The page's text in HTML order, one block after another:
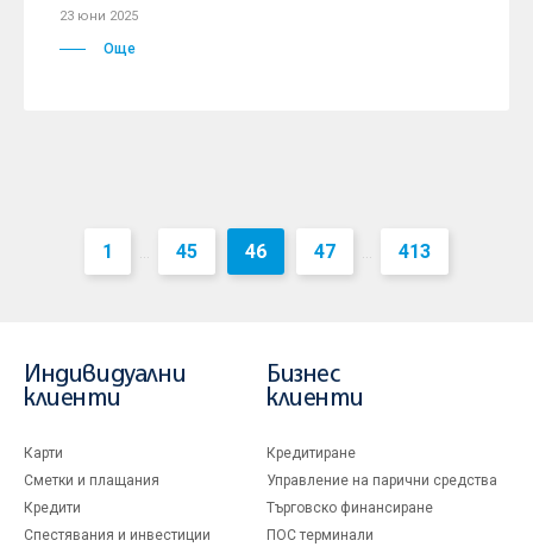
23 юни 2025
Още
1 ... 45 46 47 ... 413
Индивидуални
клиенти
Карти
Сметки и плащания
Кредити
Спестявания и инвестиции
Бизнес
клиенти
Кредитиране
Управление на парични средства
Търговско финансиране
ПОС терминали